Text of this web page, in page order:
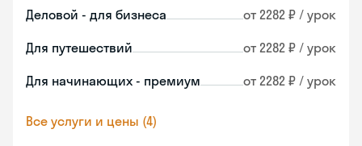
Деловой - для бизнеса от 2282 ₽ / урок
Для путешествий от 2282 ₽ / урок
Для начинающих - премиум от 2282 ₽ / урок
Все услуги и цены (4)